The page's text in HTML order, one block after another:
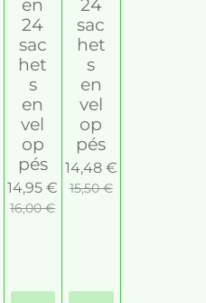
en
24
sac
het
s
en
vel
op
pés
14,95 €
16,00 €
24
sac
het
s
en
vel
op
pés
14,48 €
15,50 €